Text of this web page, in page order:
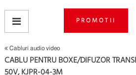
PROMOTII
Cabluri audio video
CABLU PENTRU BOXE/DIFUZOR
50V, KJPR-04-3M